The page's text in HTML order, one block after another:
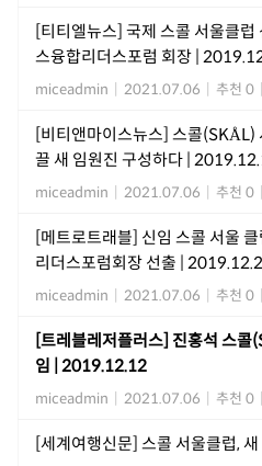
[티티엘뉴스] 국제 스콜 서울클
스융합리더스포럼 회장 |
miceadmin 2021.07.06 추천 0
[비티앤마이스뉴스] 스콜(SKÅL)
끌 새 임원진 구성하다 |
miceadmin 2021.07.06 추천 0
[메트로트래블] 신임 스콜 서울
리더스포럼회장 선출 |
miceadmin 2021.07.06 추천 0
[트레블레저플러스] 진홍석 스
임 | 2019.12.12
miceadmin 2021.07.06 추천 0
[세계여행신문] 스콜 서울클럽,